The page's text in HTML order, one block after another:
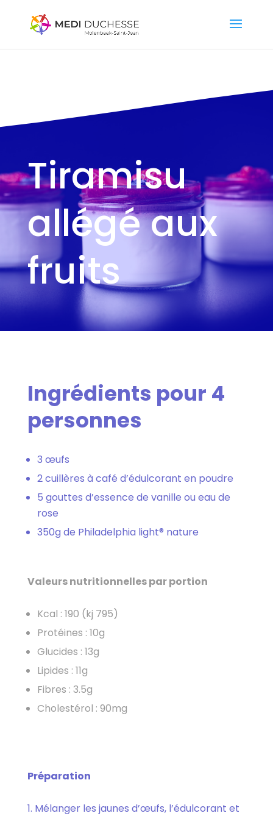
Tiramisu
allégé aux
fruits
Ingrédients pour 4
personnes
3 œufs
2 cuillères à café d’édulcorant en poudre
5 gouttes d’essence de vanille ou eau de
rose
350g de Philadelphia light® nature
Valeurs nutritionnelles par portion
Kcal : 190 (kj 795)
Protéines : 10g
Glucides : 13g
Lipides : 11g
Fibres : 3.5g
Cholestérol : 90mg
Préparation
Mélanger les jaunes d’œufs, l’édulcorant et